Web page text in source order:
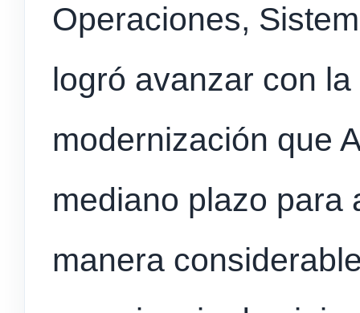
Operaciones,
logró avanzar con
modernización que
mediano plazo para
manera